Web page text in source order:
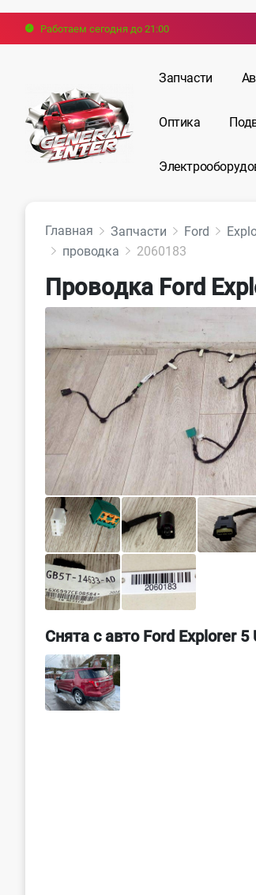
Работаем сегодня до 21:00
Запчасти
Оптика
Главная Запчасти Ford
проводка
2060183
Проводка Ford
Снята с авто Ford Explorer 5